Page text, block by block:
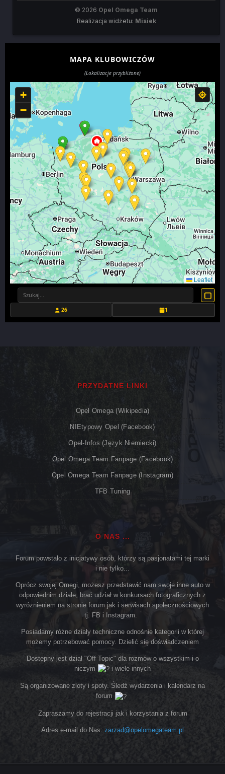
© 2026 Opel Omega Team
Realizacja widżetu: Misiek
MAPA KLUBOWICZÓW
(Lokalizacje przybliżone)
+
−
Leaflet
26 1
PRZYDATNE LINKI
Opel Omega (Wikipedia)
NIEtypowy Opel (Facebook)
Opel-Infos (język Niemiecki)
Opel Omega Team Fanpage (Facebook)
Opel Omega Team Fanpage (Instagram)
TFB Tuning
O NAS ...
Forum powstało z inicjatywy osób, którzy są pasjonatami tej marki
i nie tylko...
Oprócz swojej Omegi, możesz przedstawić nam swoje inne auto w
odpowiednim dziale, brać udział w konkursach fotograficznych z
wyróżnieniem na stronie forum jak i serwisach społecznościowych
tj. FB i Instagram.
Posiadamy różne działy techniczne odnośnie kategorii w której
możemy potrzebować pomocy. Dzielić się doświadczeniem
Dostępny jest dział "Off Topic" dla rozmów o wszystkim i o
niczym
i wiele innych
Są organizowane zloty i spoty. Śledź wydarzenia i kalendarz na
forum
Zapraszamy do rejestracji jak i korzystania z forum
Adres e-mail do Nas: zarzad@opelomegateam.pl